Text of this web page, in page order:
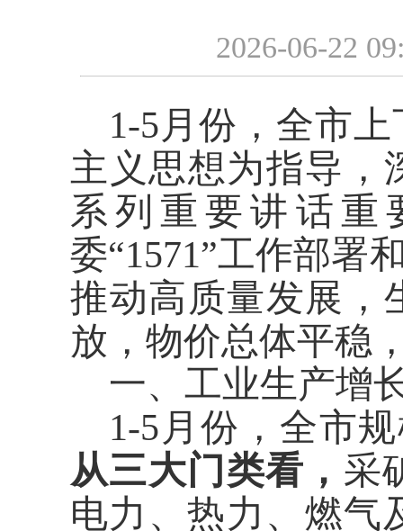
2026-06-22
1-5月份 ，全市
主义思想为指导，
系列重要讲话重
委“1571”工作部署
推动高质量发展，
放，物价总体平稳
一、 工业生产增
1-5月份 ， 全市
从三大门类看， 采
电力、热力、燃气